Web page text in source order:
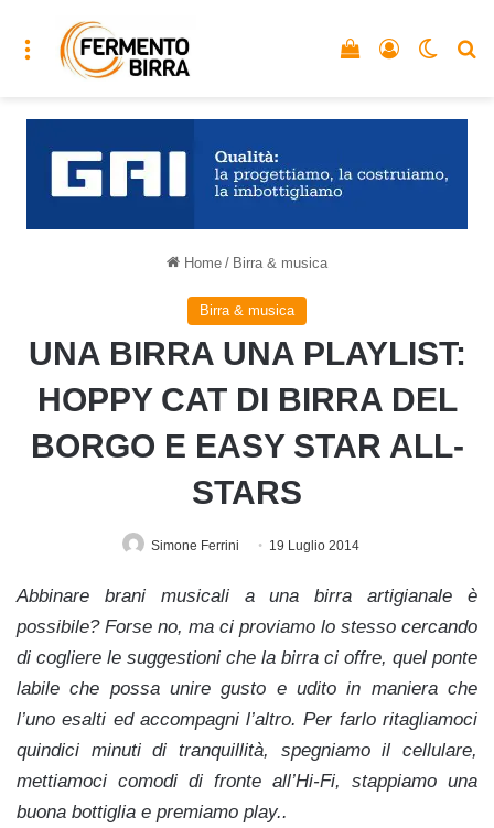
Menu Accedi
Vedi il carrello
Home / Birra & musica
Birra & musica
UNA BIRRA UNA PLAYLIST:
HOPPY CAT DI BIRRA DEL
BORGO E EASY STAR ALL-
STARS
Simone Ferrini 19 Luglio 2014
Abbinare brani musicali a una birra artigianale è
possibile? Forse no, ma ci proviamo lo stesso cercando
di cogliere le suggestioni che la birra ci offre, quel ponte
labile che possa unire gusto e udito in maniera che
l’uno esalti ed accompagni l’altro. Per farlo ritagliamoci
quindici minuti di tranquillità, spegniamo il cellulare,
mettiamoci comodi di fronte all’Hi-Fi, stappiamo una
buona bottiglia e premiamo play..